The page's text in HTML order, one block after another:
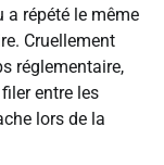
a répété le même
Cruellement
réglementaire,
entre les
lors de la